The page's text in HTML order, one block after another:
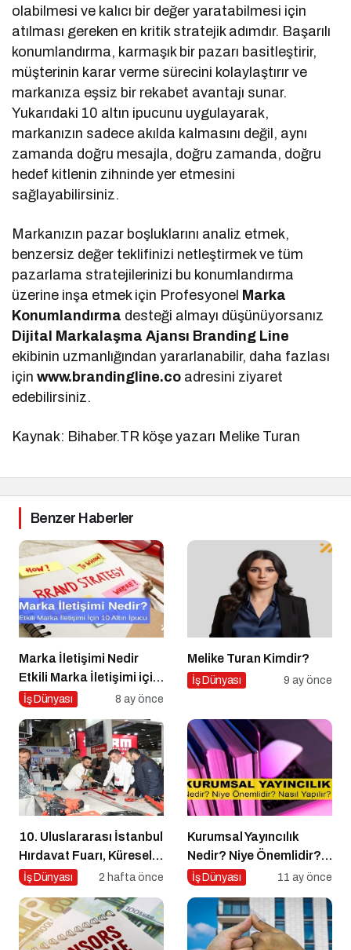
olabilmesi ve kalıcı bir değer yaratabilmesi için
atılması gereken en kritik stratejik adımdır. Başarılı
konumlandırma, karmaşık bir pazarı basitleştirir,
müşterinin karar verme sürecini kolaylaştırır ve
markanıza eşsiz bir rekabet avantajı sunar.
Yukarıdaki 10 altın ipucunu uygulayarak,
markanızın sadece akılda kalmasını değil, aynı
zamanda doğru mesajla, doğru zamanda, doğru
hedef kitlenin zihninde yer etmesini
sağlayabilirsiniz.
Markanızın pazar boşluklarını analiz etmek,
benzersiz değer teklifinizi netleştirmek ve tüm
pazarlama stratejilerinizi bu konumlandırma
üzerine inşa etmek için Profesyonel Marka
Konumlandırma desteği almayı düşünüyorsanız
Dijital Markalaşma Ajansı Branding Line
ekibinin uzmanlığından yararlanabilir, daha fazlası
içinwww.brandingline.co adresini ziyaret
edebilirsiniz.
Kaynak: Bihaber.TR köşe yazarı Melike Turan
Benzer Haberler
Marka İletişimi Nedir
Etkili Marka İletişimi için
10 Altın Öneri
İş Dünyası 8 ay önce
Melike Turan Kimdir?
İş Dünyası 9 ay önce
10. Uluslararası İstanbul
Hırdavat Fuarı, Küresel
Ticaretin Yeni Merkezi
İş Dünyası 2 hafta önce
Kurumsal Yayıncılık
Nedir? Niye Önemlidir?
Kurumsal Yayıncılık Nasıl
İş Dünyası 11 ay önce